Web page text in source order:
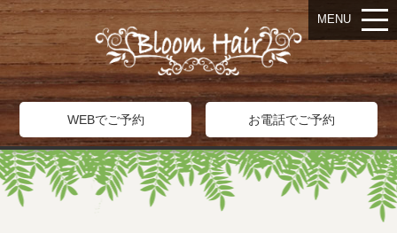
WEBでご予約 お電話でご予約
MENU